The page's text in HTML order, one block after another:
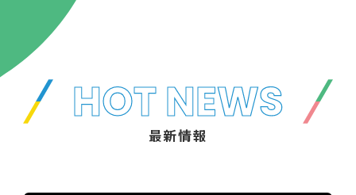
11:30
11:30
11:55
拓也（風輪） 翔司（風輪）
HOT NEWS
最新情報